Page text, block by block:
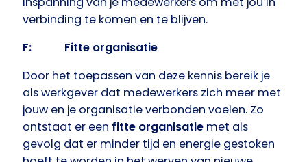
verbinding te komen en te blijven.
F: Fitte organisatie
Door het toepassen van deze kennis bereik je
als werkgever dat medewerkers zich meer met
jouw en je organisatie verbonden voelen. Zo
ontstaat er een fitte organisatie met als
gevolg dat er minder tijd en energie gestoken